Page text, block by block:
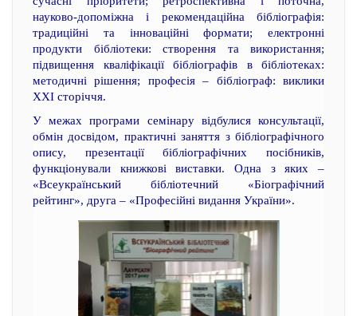
науково-допоміжна і рекомендаційна бібліографія:
традиційні та інноваційні формати; електронні
продукти бібліотеки: створення та використання;
підвищення кваліфікації бібліографів в бібліотеках:
методичні рішення; професія – бібліограф: виклики
ХХІ сторіччя.
У межах програми семінару відбулися консультації,
обмін досвідом, практичні заняття з бібліографічного
опису, презентації бібліографічних посібників,
функціонували книжкові виставки. Одна з яких –
«Всеукраїнський бібліотечний «Біографічний
рейтинг», друга – «Професійні видання України».